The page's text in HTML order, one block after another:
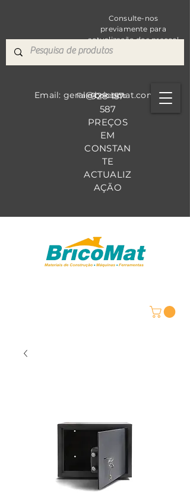
Consulte-nos
previamente para
actualização dos preços!
928 157
587
PREÇOS
EM
CONSTAN
TE
ACTUALIZ
AÇÃO
Fale Conosco
Email: geral@bricomat.com